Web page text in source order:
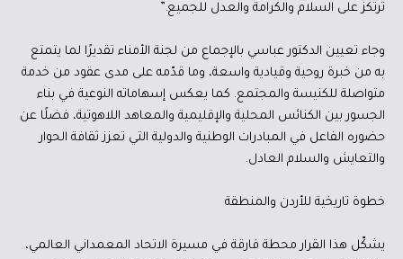
ترتكز على السلام والكرامة والعدل للجميع.”
وجاء تعيين الدكتور عباسي بالإجماع من لجنة الأمناء تقديرًا لما يتمتع
به من خبرة روحية وقيادية واسعة، وما قدّمه على مدى عقود من خدمة
متواصلة للكنيسة والمجتمع. كما يعكس إسهاماته النوعية في بناء
الجسور بين الكنائس المحلية والإقليمية والمعاهد اللاهوتية، فضلًا عن
حضوره الفاعل في المبادرات الوطنية والدولية التي تعزز ثقافة الحوار
والتعايش والسلام العادل.
خطوة تاريخية للأردن والمنطقة
يشكّل هذا القرار محطة فارقة في مسيرة الاتحاد المعمداني العالمي،